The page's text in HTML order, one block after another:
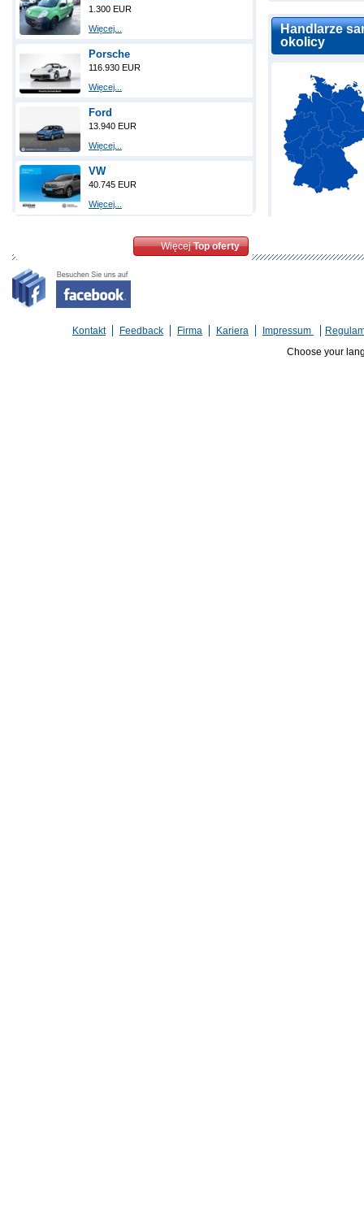
1.300 EUR
Więcej...
Porsche
116.930 EUR
Więcej...
Ford
13.940 EUR
Więcej...
VW
40.745 EUR
Więcej...
WięcejTop oferty
Handlarze
okolicy
Kontakt Feedback Firma Kariera Impressum
Choose your